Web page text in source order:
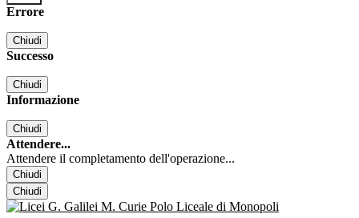
Errore
Chiudi
Successo
Chiudi
Informazione
Chiudi
Attendere...
Attendere il completamento dell'operazione...
Chiudi
Chiudi